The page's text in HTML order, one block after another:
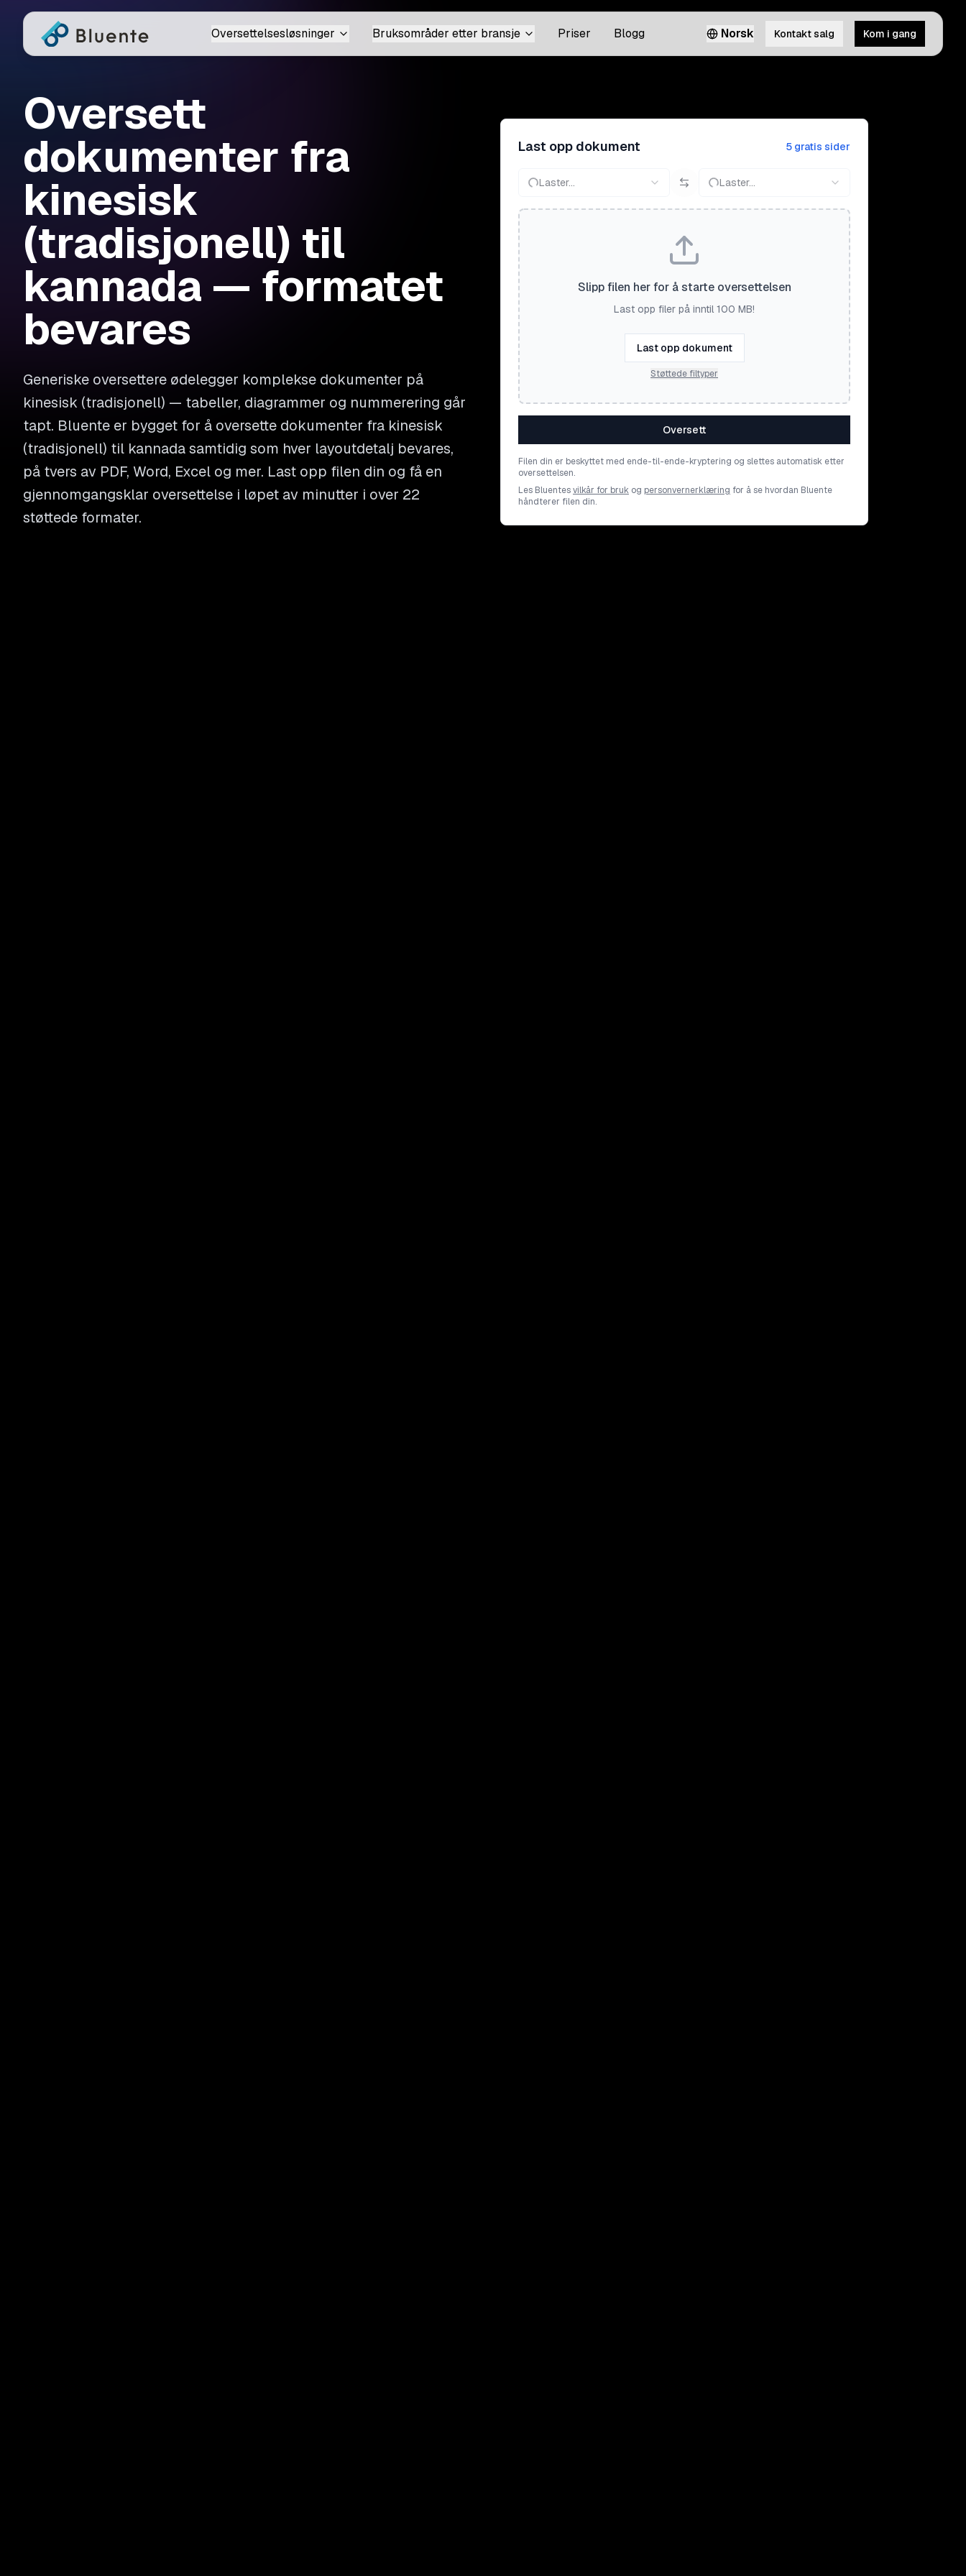
Oversettelsesløsninger Bruksområder etter bransje Priser Blogg Norsk Kontakt salg Kom i gang
Oversett
dokumenter fra
kinesisk
(tradisjonell) til
kannada — formatet
bevares
Generiske oversettere ødelegger komplekse dokumenter på
kinesisk (tradisjonell) — tabeller, diagrammer og nummerering går
tapt. Bluente er bygget for å oversette dokumenter fra kinesisk
(tradisjonell) til kannada samtidig som hver layoutdetalj bevares,
på tvers av PDF, Word, Excel og mer. Last opp filen din og få en
gjennomgangsklar oversettelse i løpet av minutter i over 22
støttede formater.
Last opp dokument 5 gratis sider
Laster... Laster...
Slipp filen her for å starte oversettelsen
Last opp filer på inntil 100 MB!
Last opp dokument
Støttede filtyper
Oversett
Filen din er beskyttet med ende-til-ende-kryptering og slettes automatisk etter
oversettelsen.
Les Bluentesvilkår for bruk og personvernerklæring for å se hvordan Bluente
håndterer filen din.